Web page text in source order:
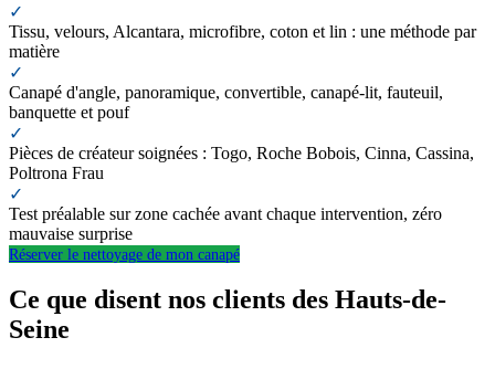
✓
Tissu, velours, Alcantara, microfibre, coton et lin : une méthode par
matière
✓
Canapé d'angle, panoramique, convertible, canapé-lit, fauteuil,
banquette et pouf
✓
Pièces de créateur soignées : Togo, Roche Bobois, Cinna, Cassina,
Poltrona Frau
✓
Test préalable sur zone cachée avant chaque intervention, zéro
mauvaise surprise
Réserver le nettoyage de mon canapé
Ce que disent nos clients des Hauts-de-
Seine